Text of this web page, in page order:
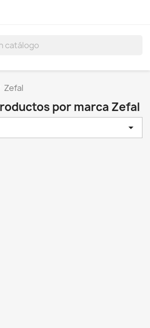
Zefal
por marca Zefal
